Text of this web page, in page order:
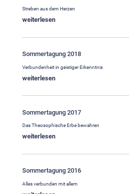
Streben aus dem Herzen
weiterlesen
Sommertagung 2018
Verbundenheit in geistiger Erkenntnis
weiterlesen
Sommertagung 2017
Das Theosophische Erbe bewahren
weiterlesen
Sommertagung 2016
Alles verbunden mit allem